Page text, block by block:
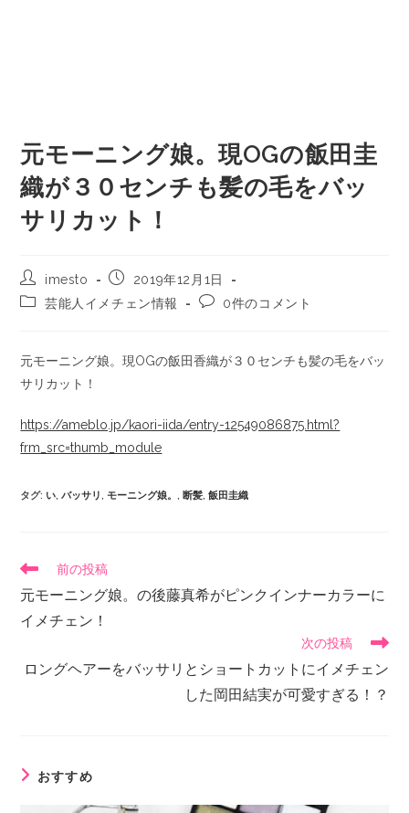
元モーニング娘。現OGの飯田圭
織が３０センチも髪の毛をバッ
サリカット！
imesto
2019年12月1日
芸能人イメチェン情報
0件のコメント
元モーニング娘。現OGの飯田香織が３０センチも髪の毛をバッ
サリカット！
https://ameblo.jp/kaori-iida/entry-12549086875.html?
frm_src=thumb_module
タグ: い, バッサリ, モーニング娘。, 断髪, 飯田圭織
前の投稿
元モーニング娘。の後藤真希がピンクインナーカラーに
イメチェン！
次の投稿
ロングヘアーをバッサリとショートカットにイメチェン
した岡田結実が可愛すぎる！？
おすすめ